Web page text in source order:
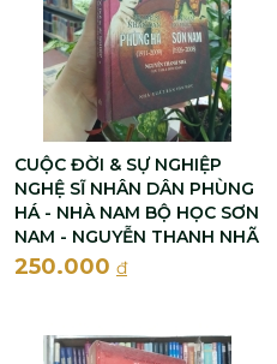
CUỘC ĐỜI & SỰ NGHIỆP
NGHỆ SĨ NHÂN DÂN PHÙNG
HÁ - NHÀ NAM BỘ HỌC SƠN
NAM - NGUYỄN THANH NHÃ
250.000 đ